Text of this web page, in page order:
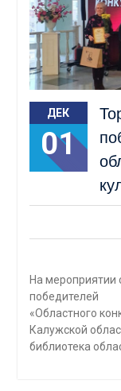
ДЕК
01
На мероприятии
победителей
«Областного
Калужской
библиотека